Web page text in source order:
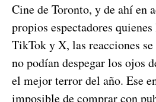
Cine de Toronto, y de ahí en
propios espectadores
TikTok y X, las reacciones
no podían despegar los ojos
el mejor terror del año. Ese
imposible de comprar con